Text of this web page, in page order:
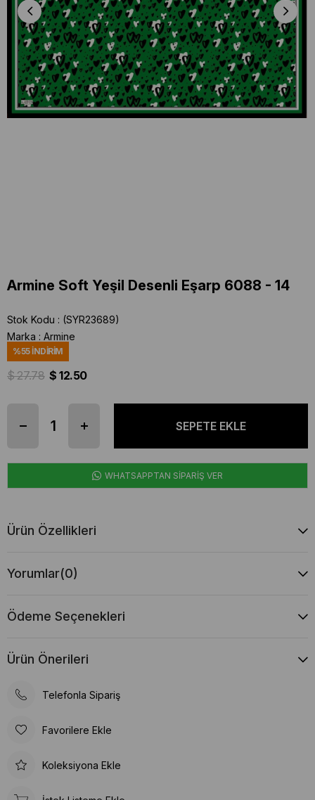
Armine Soft Yeşil Desenli Eşarp 6088 - 14
Stok Kodu
(SYR23689)
Marka : Armine
%55İNDIRIM
$ 27.78 $ 12.50
WHATSAPPTAN SİPARİŞ VER
Ürün Özellikleri
Yorumlar(0)
Ödeme Seçenekleri
Ürün Önerileri
Telefonla Sipariş
Favorilere Ekle
Koleksiyona Ekle